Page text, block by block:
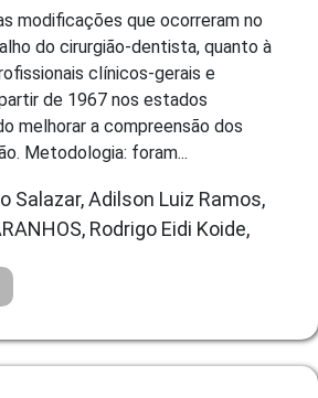
modificações que ocorreram no
do cirurgião-dentista, quanto à
clínicos-gerais e
de 1967 nos estados
melhorar a compreensão dos
Metodologia: foram...
Salazar, Adilson Luiz Ramos,
Rodrigo Eidi Koide,